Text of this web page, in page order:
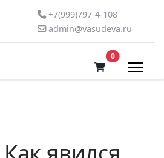
+7(999)797-4-108
admin@vasudeva.ru
0В корзину